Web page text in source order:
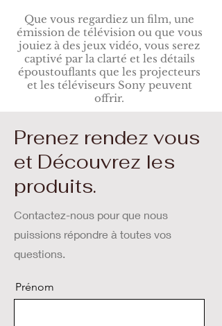
Que vous regardiez un film, une
émission de télévision ou que vous
jouiez à des jeux vidéo, vous serez
captivé par la clarté et les détails
époustouflants que les projecteurs
et les téléviseurs Sony peuvent
offrir.
Prenez rendez vous
et Découvrez les
produits.
Contactez-nous pour que nous
puissions répondre à toutes vos
questions.
Prénom